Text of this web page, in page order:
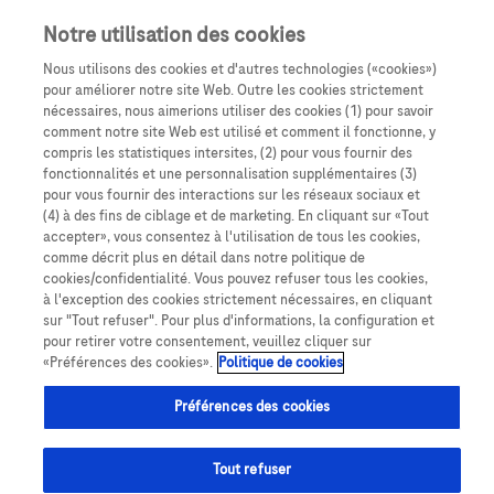
Amyotrophie spinale
Ressources pour
l'autonomie des patients
Amyotrophie spinale Téléchargez et commandez Pour vous
Notre utilisation des cookies
Nous utilisons des cookies et d'autres technologies («cookies»)
pour améliorer notre site Web. Outre les cookies strictement
nécessaires, nous aimerions utiliser des cookies (1) pour savoir
comment notre site Web est utilisé et comment il fonctionne, y
compris les statistiques intersites, (2) pour vous fournir des
fonctionnalités et une personnalisation supplémentaires (3)
pour vous fournir des interactions sur les réseaux sociaux et
(4) à des fins de ciblage et de marketing. En cliquant sur «Tout
accepter», vous consentez à l'utilisation de tous les cookies,
comme décrit plus en détail dans notre politique de
cookies/confidentialité. Vous pouvez refuser tous les cookies,
à l'exception des cookies strictement nécessaires, en cliquant
sur "Tout refuser". Pour plus d'informations, la configuration et
pour retirer votre consentement, veuillez cliquer sur
«Préférences des cookies». Politique de cookies
Préférences des cookies
Tout refuser